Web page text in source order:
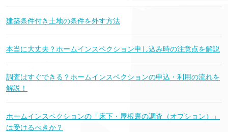
建築条件付き土地の条件を外す方法
本当に大丈夫？ホームインスペクション申し込み時の注意点を解説
調査はすぐできる？ホームインスペクションの申込・利用の流れを
解説！
ホームインスペクションの「床下・屋根裏の調査（オプション）」
は受けるべきか？